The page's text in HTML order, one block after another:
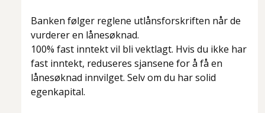
Banken følger reglene utlånsforskriften når de
vurderer en lånesøknad.
100% fast inntekt vil bli vektlagt. Hvis du ikke har
fast inntekt, reduseres sjansene for å få en
lånesøknad innvilget. Selv om du har solid
egenkapital.